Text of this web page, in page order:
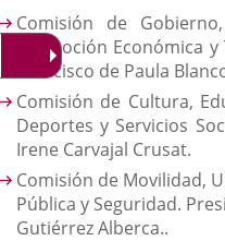
Comisión de
Promoción Económica
Francisco de Paula
Comisión de Cultura,
Deportes y Servicios
Irene Carvajal Crusat.
Comisión de Movilidad,
Pública y Seguridad.
Gutiérrez Alberca..